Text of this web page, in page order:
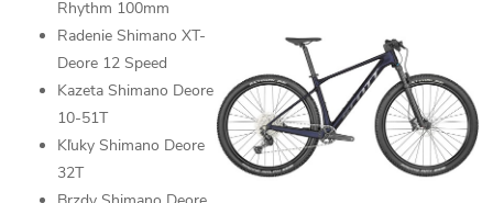
Rhythm 100mm
Radenie Shimano XT-
Deore 12 Speed
Kazeta Shimano Deore
10-51T
Kľuky Shimano Deore
32T